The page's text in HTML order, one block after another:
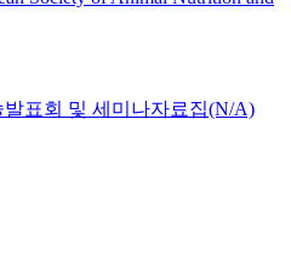
표회 및 세미나자료집(N/A)